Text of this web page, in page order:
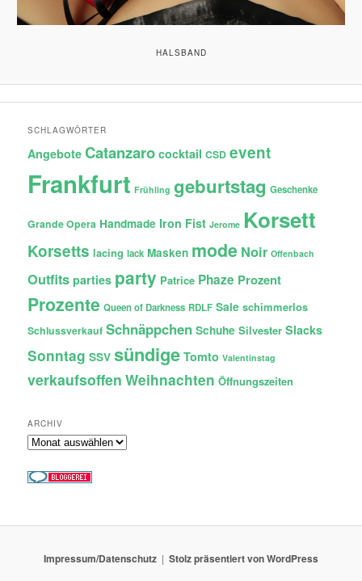
HALSBAND
SCHLAGWÖRTER
Angebote Catanzaro cocktail CSD event
Frankfurt Frühling geburtstag Geschenke
Grande Opera Handmade Iron Fist Jerome Korsett
Korsetts lacing lack Masken mode Noir Offenbach
Outfits parties party Patrice Phaze Prozent
Prozente Queen of Darkness RDLF Sale schimmerlos
Schlussverkauf Schnäppchen Schuhe Silvester Slacks
Sonntag SSV sündige Tomto Valentinstag
verkaufsoffen Weihnachten Öffnungszeiten
ARCHIV
Archiv
Impressum/Datenschutz Stolz präsentiert von WordPress